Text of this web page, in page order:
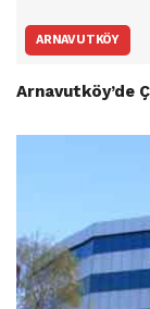
ARNAVUTKÖY
Arnavutköy’de